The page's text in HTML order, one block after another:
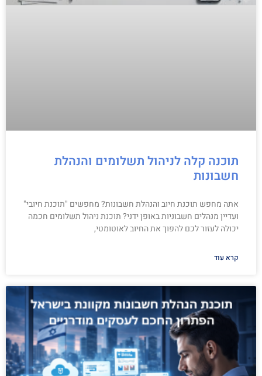
תוכנה קלה לניהול תשלומים והנהלת
חשבונות
אתה מחפש תוכנת חיוב והנהלת חשבונות? מחפשים "תוכנת חיובי"
ועדיין מנהלים חשבוניות באופן ידני? תוכנת ניהול תשלומים חכמה
יכולה לעזור לכם להפוך את החיוב לאוטומטי,
קרא עוד